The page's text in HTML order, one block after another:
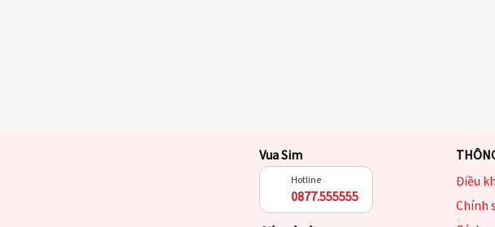
Vua Sim
Hotline
0877.555555
Điều
Chính